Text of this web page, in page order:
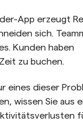
App erzeugt
sich.
Kunden haben
zu buchen.
eines dieser
wissen Sie aus